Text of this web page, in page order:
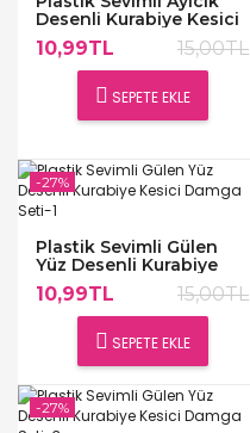
Desenli Kurabiye Kesici
Damga Seti
10,99TL 15,00TL
SEPETE EKLE
Plastik Sevimli Gülen
Yüz Desenli Kurabiye
Kesici Damga Seti-1
10,99TL 15,00TL
SEPETE EKLE
-27%
-27%